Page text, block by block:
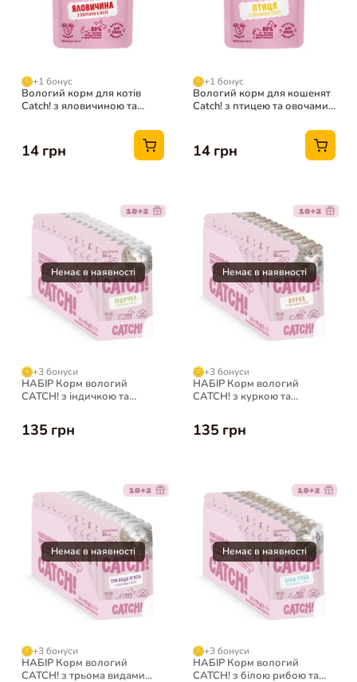
+1 бонус
Вологий корм для котів
Catch! з яловичиною та
14 грн
+1 бонус
Вологий корм для кошенят
Catch! з птицею та овочами
14 грн
+3 бонуси
НАБІР Корм вологий
CATCH! з індичкою та
дорослих котів 85 г, 10+2
шт
135 грн
+3 бонуси
НАБІР Корм вологий
CATCH! з куркою та
дорослих котів 85 г, 10+2
шт
135 грн
+3 бонуси
НАБІР Корм вологий
CATCH! з трьома видами
+3 бонуси
НАБІР Корм вологий
CATCH! з білою рибою та